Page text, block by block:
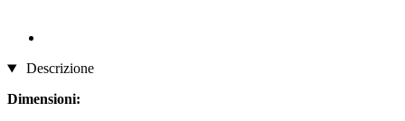
Descrizione
Dimensioni: